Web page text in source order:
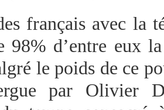
français avec la
98% d’entre eux
le poids de ce
par Olivier